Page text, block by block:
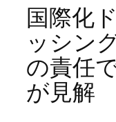
国際化
ッシン
の責任
が見解